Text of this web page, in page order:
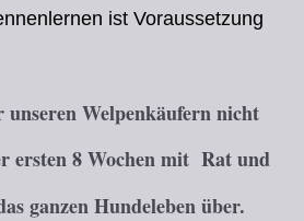
ist Voraussetzung
Welpenkäufern nicht
ersten 8 Wochen mit Rat und
ganzen Hundeleben über.